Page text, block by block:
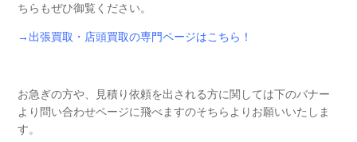
ちらもぜひ御覧ください。
→出張買取・店頭買取の専門ページはこちら！
お急ぎの方や、見積り依頼を出される方に関しては下のバナー
より問い合わせページに飛べますのそちらよりお願いいたしま
す。